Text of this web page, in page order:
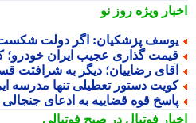
ویژهروز نو
پزشکیان: اگر دولت شکست
گذاری عجیب ایران خودرو؛
رضاییان؛ دیگر به شرافتت قسم
دستور تعطیلی تنها مدرسه
قوه قضاییه به ادعای جنجالی
فوتبال در صبح فوتبالی